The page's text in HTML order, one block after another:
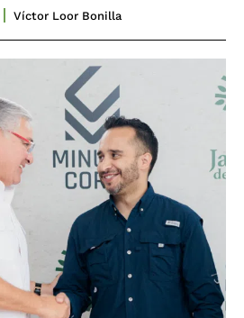
Víctor Loor Bonilla